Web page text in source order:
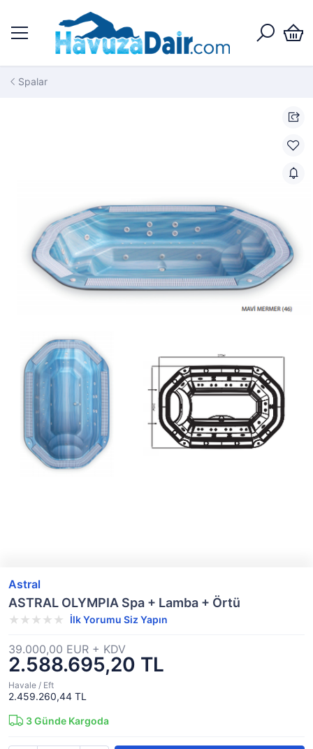
Spalar
Astral
ASTRAL OLYMPIA Spa + Lamba + Örtü
İlk Yorumu Siz Yapın
2.588.695,20 TL
39.000,00 EUR + KDV
Havale / Eft
2.459.260,44 TL
3Günde Kargoda